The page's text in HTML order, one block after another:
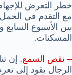
خطر التعرض
مع التقدم في
بين الأسبوع
المسكنات.
– نقص السمع. إن
الرجال يقود إلى